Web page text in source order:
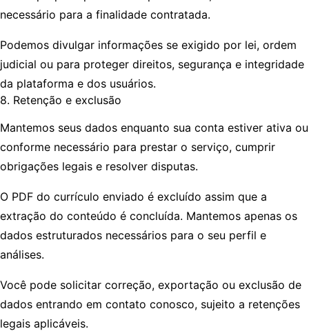
necessário para a finalidade contratada.
Podemos divulgar informações se exigido por lei, ordem
judicial ou para proteger direitos, segurança e integridade
da plataforma e dos usuários.
8. Retenção e exclusão
Mantemos seus dados enquanto sua conta estiver ativa ou
conforme necessário para prestar o serviço, cumprir
obrigações legais e resolver disputas.
O PDF do currículo enviado é excluído assim que a
extração do conteúdo é concluída. Mantemos apenas os
dados estruturados necessários para o seu perfil e
análises.
Você pode solicitar correção, exportação ou exclusão de
dados entrando em contato conosco, sujeito a retenções
legais aplicáveis.